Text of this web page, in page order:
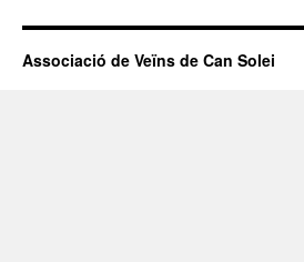
Associació de Veïns de Can Solei